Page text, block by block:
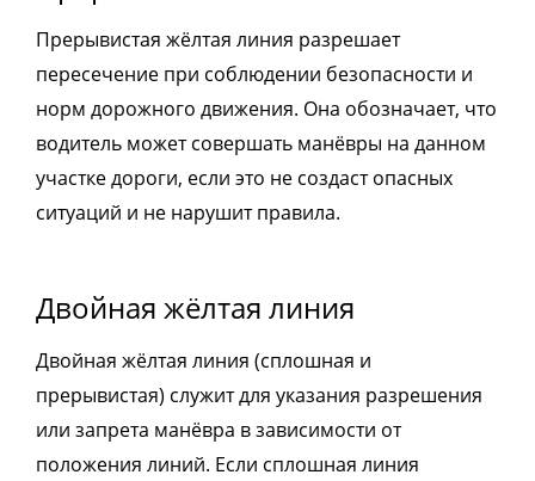
Прерывистая жёлтая линия разрешает
пересечение при соблюдении безопасности и
норм дорожного движения. Она обозначает, что
водитель может совершать манёвры на данном
участке дороги, если это не создаст опасных
ситуаций и не нарушит правила.
Двойная жёлтая линия
Двойная жёлтая линия (сплошная и
прерывистая) служит для указания разрешения
или запрета манёвра в зависимости от
положения линий. Если сплошная линия